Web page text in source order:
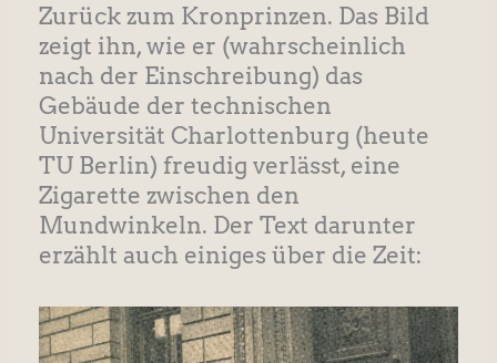
Zurück zum Kronprinzen. Das Bild
zeigt ihn, wie er (wahrscheinlich
nach der Einschreibung) das
Gebäude der technischen
Universität Charlottenburg (heute
TU Berlin) freudig verlässt, eine
Zigarette zwischen den
Mundwinkeln. Der Text darunter
erzählt auch einiges über die Zeit: